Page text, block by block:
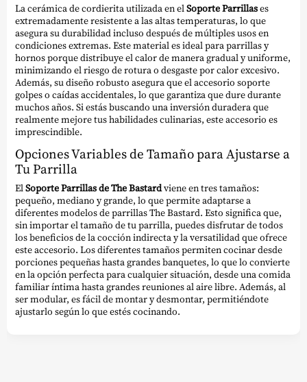
La cerámica de cordierita utilizada en elSoporte Parrillases
extremadamente resistente a las altas temperaturas, lo que
asegura su durabilidad incluso después de múltiples usos en
condiciones extremas. Este material es ideal para parrillas y
hornos porque distribuye el calor de manera gradual y uniforme,
minimizando el riesgo de rotura o desgaste por calor excesivo.
Además, su diseño robusto asegura que el accesorio soporte
golpes o caídas accidentales, lo que garantiza que dure durante
muchos años. Si estás buscando una inversión duradera que
realmente mejore tus habilidades culinarias, este accesorio es
imprescindible.
Opciones Variables de Tamaño para Ajustarse a
Tu Parrilla
ElSoporte Parrillas de The Bastardviene en tres tamaños:
pequeño, mediano y grande, lo que permite adaptarse a
diferentes modelos de parrillas The Bastard. Esto significa que,
sin importar el tamaño de tu parrilla, puedes disfrutar de todos
los beneficios de la cocción indirecta y la versatilidad que ofrece
este accesorio. Los diferentes tamaños permiten cocinar desde
porciones pequeñas hasta grandes banquetes, lo que lo convierte
en la opción perfecta para cualquier situación, desde una comida
familiar íntima hasta grandes reuniones al aire libre. Además, al
ser modular, es fácil de montar y desmontar, permitiéndote
ajustarlo según lo que estés cocinando.